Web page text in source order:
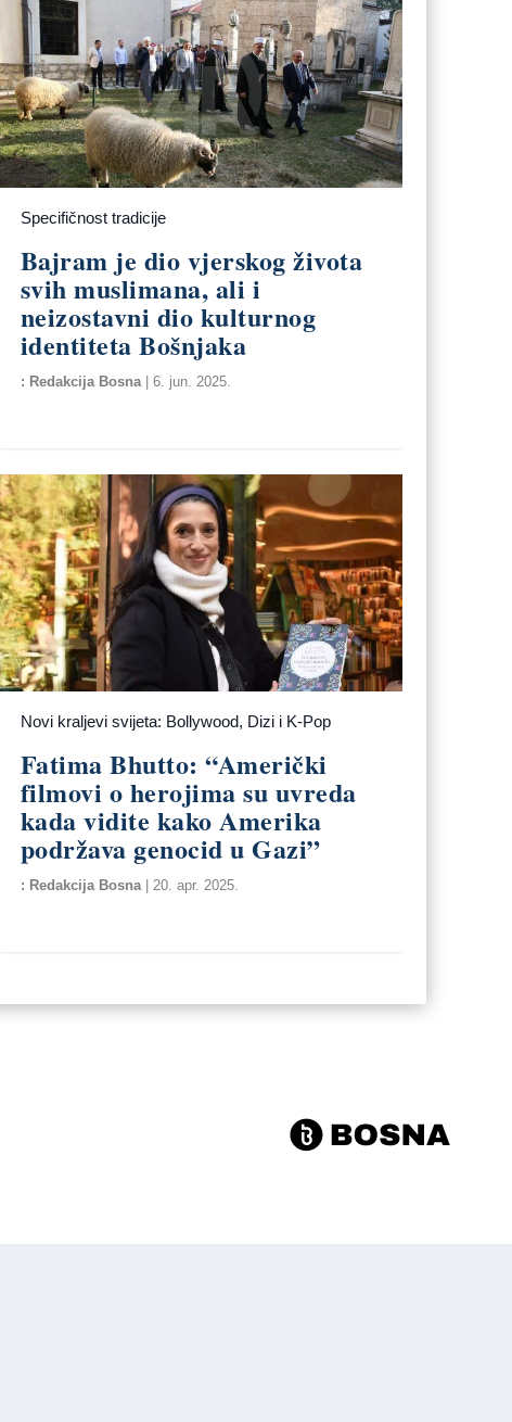
Specifičnost tradicije
Bajram je dio vjerskog života
svih muslimana, ali i
neizostavni dio kulturnog
identiteta Bošnjaka
Redakcija Bosna| 6. jun. 2025.
Novi kraljevi svijeta: Bollywood, Dizi i K-Pop
Fatima Bhutto: “Američki
filmovi o herojima su uvreda
kada vidite kako Amerika
podržava genocid u Gazi”
Redakcija Bosna| 20. apr. 2025.